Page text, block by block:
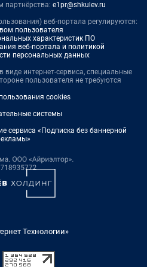
партнёрства: e1pr@shkulev.ru
веб-портала регулируются:
пользователя
характеристик ПО
веб-портала и политикой
персональных данных
виде интернет-сервиса, специальные
пользователя не требуются
cookies
системы
сервиса «Подписка без баннерной
Технологии»